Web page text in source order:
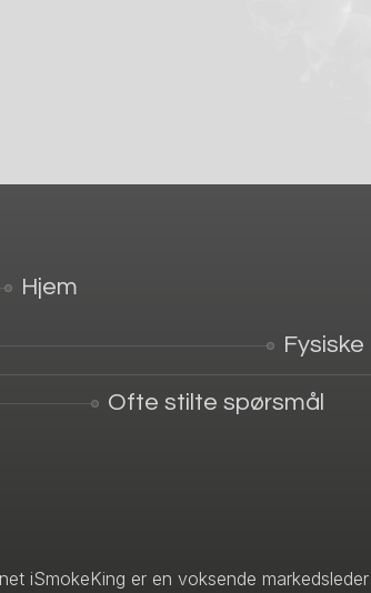
Hjem
Ofte stilte spørsmål
iSmokeKing er en voksende